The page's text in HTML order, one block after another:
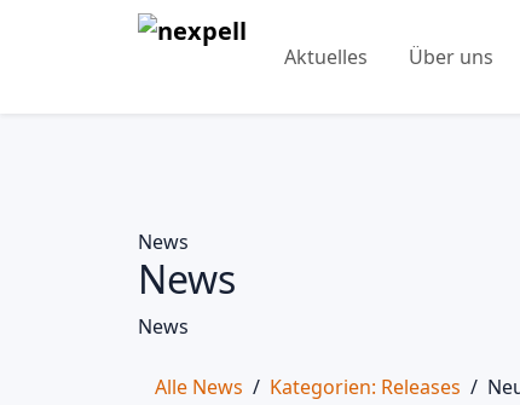
Aktuelles Über uns
News
News
News
Alle News Kategorien: Releases